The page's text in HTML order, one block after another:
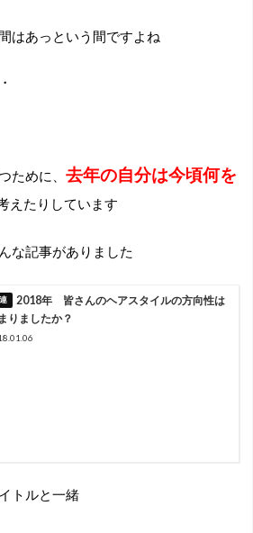
はあっという間ですよね
ために、 去年の自分は今頃何を
えたりしています
な記事がありました
2018年 皆さんのヘアスタイルの方向性は
りましたか？
トルと一緒